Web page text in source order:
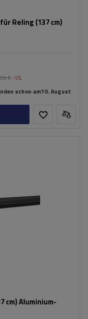
Reling (137 cm)
€ -5%
schon am10. August
cm) Aluminium-